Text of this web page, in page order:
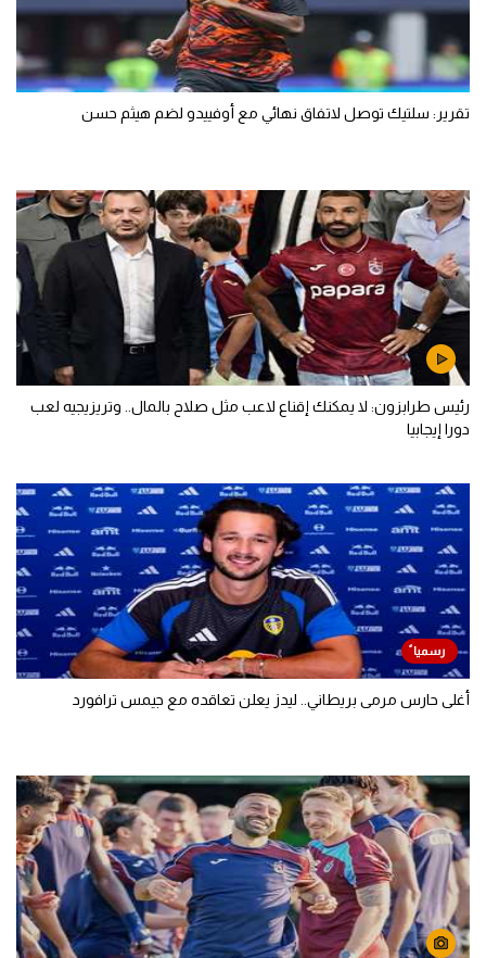
تقرير: سلتيك توصل لاتفاق نهائي مع أوفييدو لضم هيثم حسن
رئيس طرابزون: لا يمكنك إقناع لاعب مثل صلاح بالمال.. وتريزيجيه لعب
دورا إيجابيا
أغلى حارس مرمى بريطاني.. ليدز يعلن تعاقده مع جيمس ترافورد